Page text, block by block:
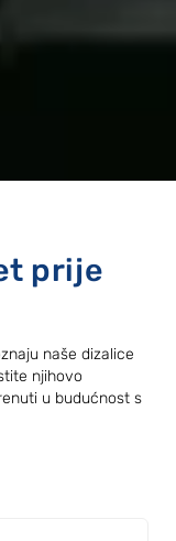
prije
naše dizalice
njihovo
u budućnost s